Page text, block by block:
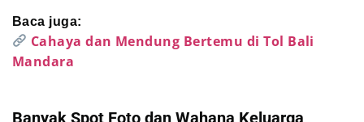
Baca juga:
Cahaya dan Mendung Bertemu di Tol Bali
Mandara
Banyak Spot Foto dan Wahana Keluarga